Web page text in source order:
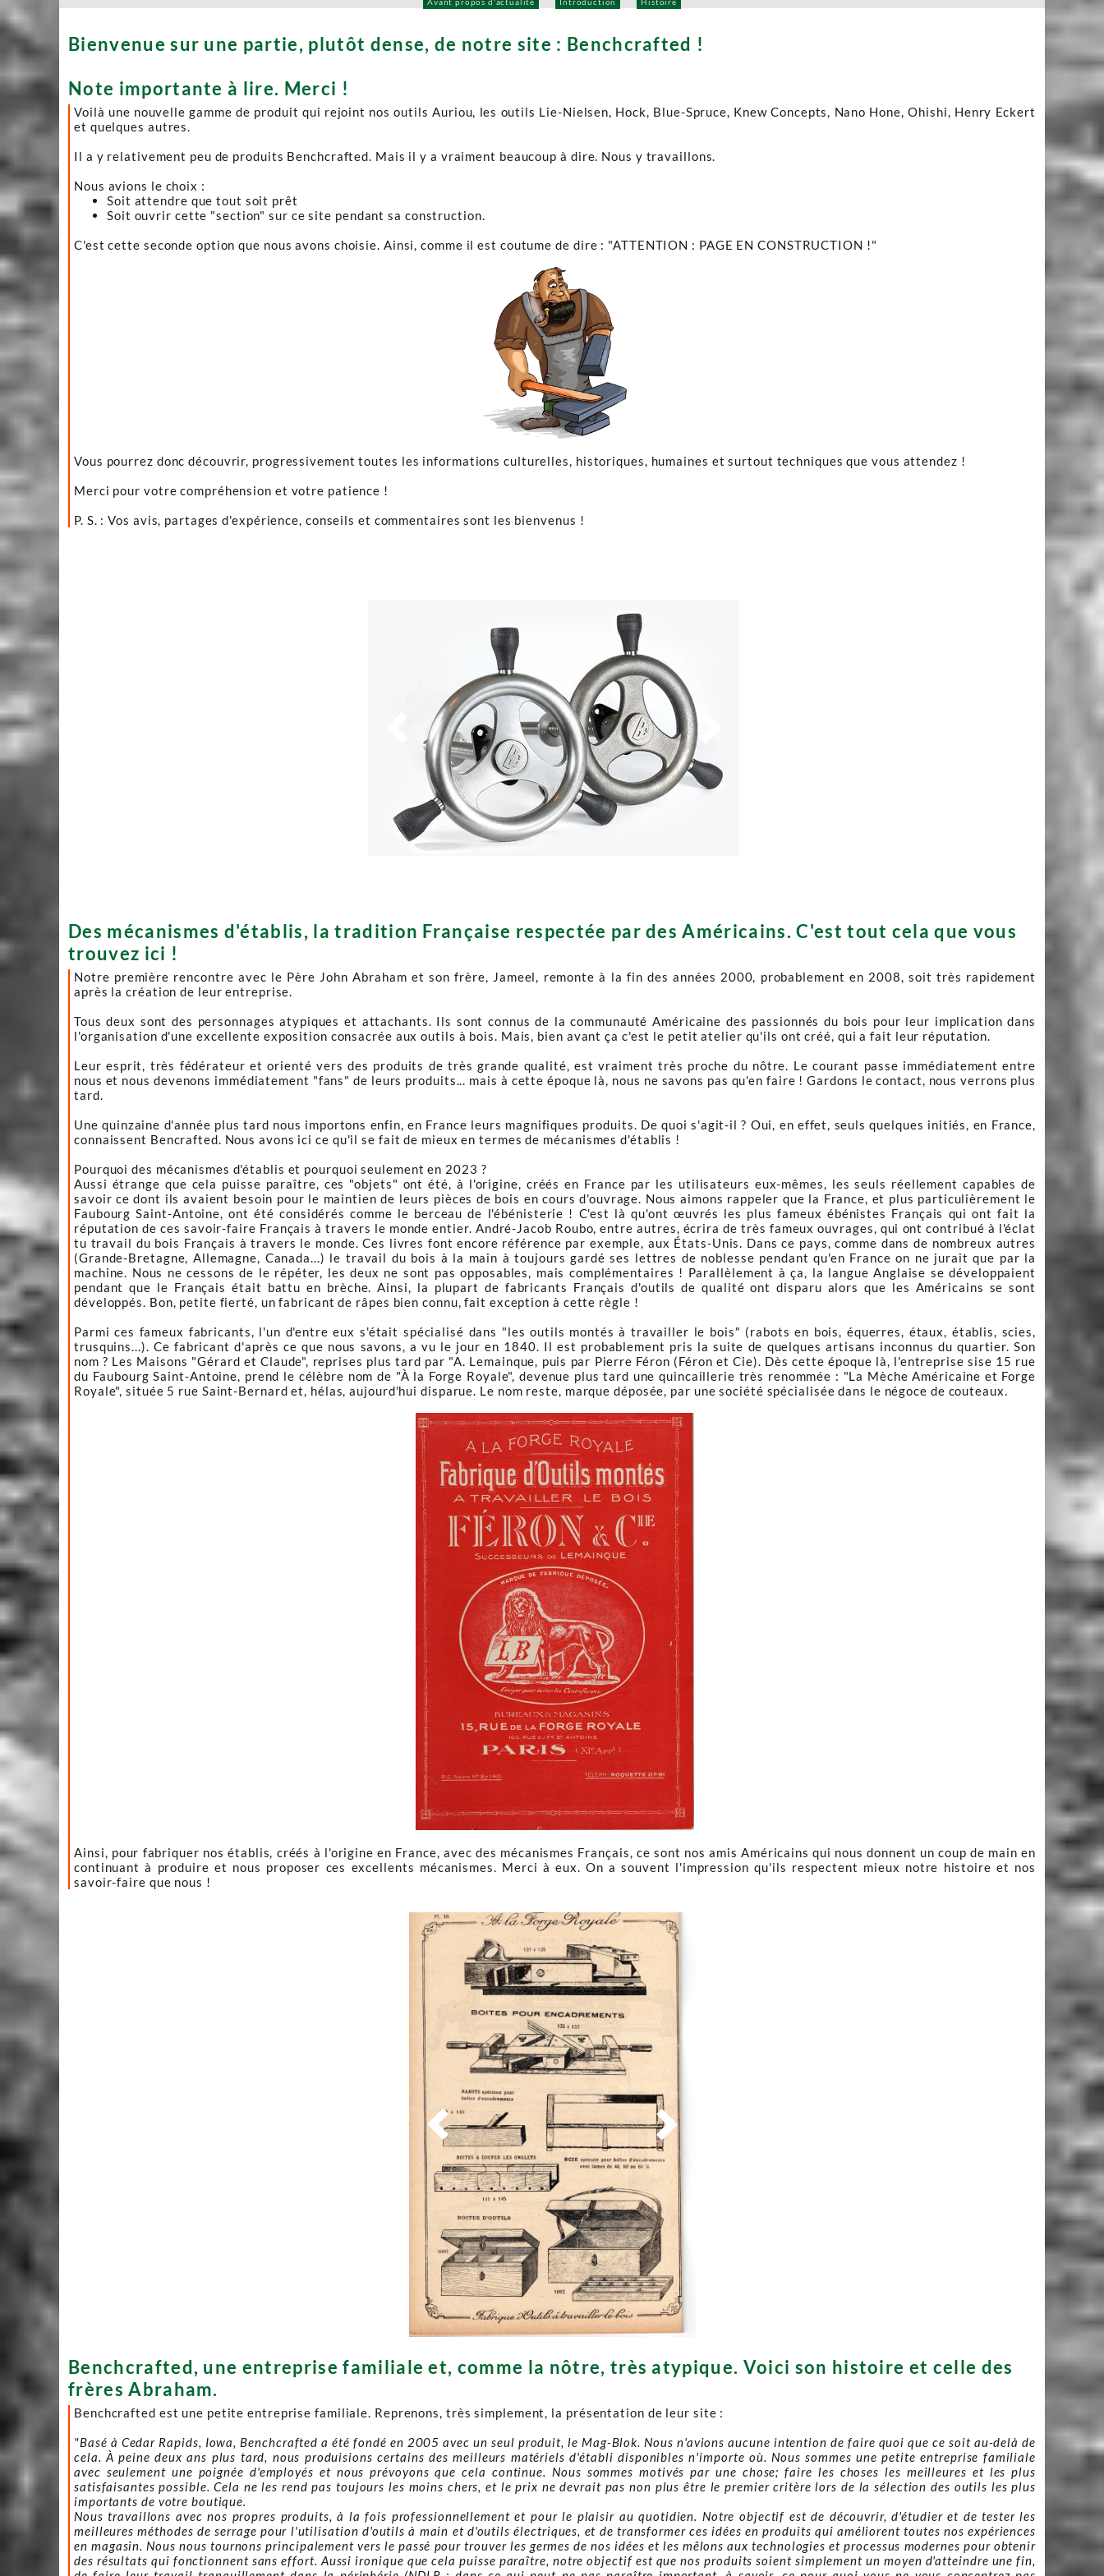
Bienvenue sur une partie, plutôt dense, de notre site : Benchcrafted !
Note importante à lire. Merci !
Voilà une nouvelle gamme de produit qui rejoint nos outils Auriou, les outils Lie-Nielsen, Hock, Blue-Spruce, Knew Concepts, Nano Hone, Ohishi, Henry Eckert
et quelques autres.
Il a y relativement peu de produits Benchcrafted. Mais il y a vraiment beaucoup à dire. Nous y travaillons.
Nous avions le choix :
Soit attendre que tout soit prêt
Soit ouvrir cette "section" sur ce site pendant sa construction.
C'est cette seconde option que nous avons choisie. Ainsi, comme il est coutume de dire : "ATTENTION : PAGE EN CONSTRUCTION !"
Vous pourrez donc découvrir, progressivement toutes les informations culturelles, historiques, humaines et surtout techniques que vous attendez !
Merci pour votre compréhension et votre patience !
P. S. : Vos avis, partages d'expérience, conseils et commentaires sont les bienvenus !

Des mécanismes d'établis, la tradition Française respectée par des Américains. C'est tout cela que vous
trouvez ici !
Notre première rencontre avec le Père John Abraham et son frère, Jameel, remonte à la fin des années 2000, probablement en 2008, soit très rapidement
après la création de leur entreprise.
Tous deux sont des personnages atypiques et attachants. Ils sont connus de la communauté Américaine des passionnés du bois pour leur implication dans
l'organisation d'une excellente exposition consacrée aux outils à bois. Mais, bien avant ça c'est le petit atelier qu'ils ont créé, qui a fait leur réputation.
Leur esprit, très fédérateur et orienté vers des produits de très grande qualité, est vraiment très proche du nôtre. Le courant passe immédiatement entre
nous et nous devenons immédiatement "fans" de leurs produits... mais à cette époque là, nous ne savons pas qu'en faire ! Gardons le contact, nous verrons plus
tard.
Une quinzaine d'année plus tard nous importons enfin, en France leurs magnifiques produits. De quoi s'agit-il ? Oui, en effet, seuls quelques initiés, en France,
connaissent Bencrafted. Nous avons ici ce qu'il se fait de mieux en termes de mécanismes d'établis !
Pourquoi des mécanismes d'établis et pourquoi seulement en 2023 ?
Aussi étrange que cela puisse paraître, ces "objets" ont été, à l'origine, créés en France par les utilisateurs eux-mêmes, les seuls réellement capables de
savoir ce dont ils avaient besoin pour le maintien de leurs pièces de bois en cours d'ouvrage. Nous aimons rappeler que la France, et plus particulièrement le
Faubourg Saint-Antoine, ont été considérés comme le berceau de l'ébénisterie ! C'est là qu'ont œuvrés les plus fameux ébénistes Français qui ont fait la
réputation de ces savoir-faire Français à travers le monde entier. André-Jacob Roubo, entre autres, écrira de très fameux ouvrages, qui ont contribué à l'éclat
tu travail du bois Français à travers le monde. Ces livres font encore référence par exemple, aux États-Unis. Dans ce pays, comme dans de nombreux autres
(Grande-Bretagne, Allemagne, Canada...) le travail du bois à la main à toujours gardé ses lettres de noblesse pendant qu'en France on ne jurait que par la
machine. Nous ne cessons de le répéter, les deux ne sont pas opposables, mais complémentaires ! Parallèlement à ça, la langue Anglaise se développaient
pendant que le Français était battu en brèche. Ainsi, la plupart de fabricants Français d'outils de qualité ont disparu alors que les Américains se sont
développés. Bon, petite fierté, un fabricant de râpes bien connu, fait exception à cette règle !
Parmi ces fameux fabricants, l'un d'entre eux s'était spécialisé dans "les outils montés à travailler le bois" (rabots en bois, équerres, étaux, établis, scies,
trusquins...). Ce fabricant d'après ce que nous savons, a vu le jour en 1840. Il est probablement pris la suite de quelques artisans inconnus du quartier. Son
nom ? Les Maisons "Gérard et Claude", reprises plus tard par "A. Lemainque, puis par Pierre Féron (Féron et Cie). Dès cette époque là, l'entreprise sise 15 rue
du Faubourg Saint-Antoine, prend le célèbre nom de "À la Forge Royale", devenue plus tard une quincaillerie très renommée : "La Mèche Américaine et Forge
Royale", située 5 rue Saint-Bernard et, hélas, aujourd'hui disparue. Le nom reste, marque déposée, par une société spécialisée dans le négoce de couteaux.
Ainsi, pour fabriquer nos établis, créés à l'origine en France, avec des mécanismes Français, ce sont nos amis Américains qui nous donnent un coup de main en
continuant à produire et nous proposer ces excellents mécanismes. Merci à eux. On a souvent l'impression qu'ils respectent mieux notre histoire et nos
savoir-faire que nous !
 
Benchcrafted, une entreprise familiale et, comme la nôtre, très atypique. Voici son histoire et celle des
frères Abraham.
Benchcrafted est une petite entreprise familiale. Reprenons, très simplement, la présentation de leur site :
"Basé à Cedar Rapids, Iowa, Benchcrafted a été fondé en 2005 avec un seul produit, le Mag-Blok. Nous n'avions aucune intention de faire quoi que ce soit au-delà de
cela. À peine deux ans plus tard, nous produisions certains des meilleurs matériels d'établi disponibles n'importe où. Nous sommes une petite entreprise familiale
avec seulement une poignée d'employés et nous prévoyons que cela continue. Nous sommes motivés par une chose; faire les choses les meilleures et les plus
satisfaisantes possible. Cela ne les rend pas toujours les moins chers, et le prix ne devrait pas non plus être le premier critère lors de la sélection des outils les plus
importants de votre boutique.
Nous travaillons avec nos propres produits, à la fois professionnellement et pour le plaisir au quotidien. Notre objectif est de découvrir, d'étudier et de tester les
meilleures méthodes de serrage pour l'utilisation d'outils à main et d'outils électriques, et de transformer ces idées en produits qui améliorent toutes nos expériences
en magasin. Nous nous tournons principalement vers le passé pour trouver les germes de nos idées et les mêlons aux technologies et processus modernes pour obtenir
des résultats qui fonctionnent sans effort. Aussi ironique que cela puisse paraître, notre objectif est que nos produits soient simplement un moyen d'atteindre une fin,